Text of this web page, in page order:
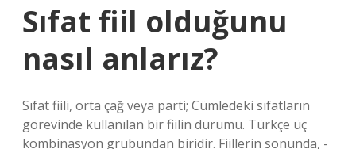
Sıfat fiil olduğunu
nasıl anlarız?
Sıfat fiili, orta çağ veya parti; Cümledeki sıfatların
görevinde kullanılan bir fiilin durumu. Türkçe üç
kombinasyon grubundan biridir. Fiillerin sonunda, -